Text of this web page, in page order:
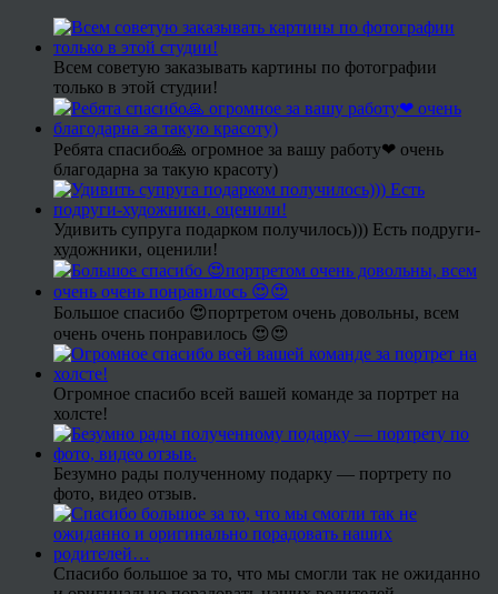
Всем советую заказывать картины по фотографии
только в этой студии!
Ребята спасибо🙏 огромное за вашу работу❤ очень
благодарна за такую красоту)
Удивить супруга подарком получилось))) Есть подруги-
художники, оценили!
Большое спасибо 😍портретом очень довольны, всем
очень очень понравилось 😍😍
Огромное спасибо всей вашей команде за портрет на
холсте!
Безумно рады полученному подарку — портрету по
фото, видео отзыв.
Спасибо большое за то, что мы смогли так не ожиданно